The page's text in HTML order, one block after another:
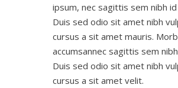
ipsum, nec sagittis sem nibh
Duis sed odio sit amet nibh
cursus a sit amet mauris.
accumsannec sagittis sem
Duis sed odio sit amet nibh
cursus a sit amet velit.